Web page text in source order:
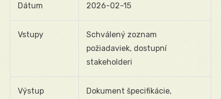
Dátum 2026-02-15
Vstupy
Schválený zoznam
požiadaviek, dostupní
stakeholderi
Výstup
Dokument špecifikácie,